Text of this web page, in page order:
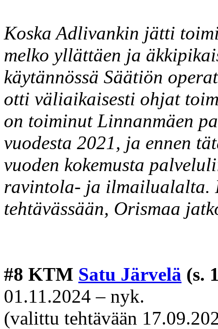
Koska Adlivankin jätti
melko yllättäen ja
käytännössä Säätiön
otti väliaikaisesti ohjat
on toiminut Linnanmäen
vuodesta 2021, ja ennen
vuoden kokemusta
ravintola- ja ilmailualalta.
tehtävässään, Orismaa
#8 KTM Satu Järvelä (s.
01.11.2024 – nyk.
(valittu tehtävään